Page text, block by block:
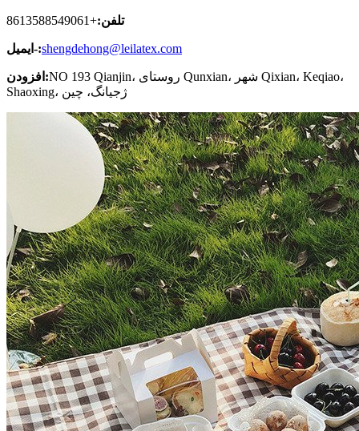
تلفن:+8613588549061
ایمیل-:shengdehong@leilatex.com
افزودن:NO 193 Qianjin، روستای Qunxian، شهر Qixian، Keqiao،
Shaoxing، ژجیانگ، چین